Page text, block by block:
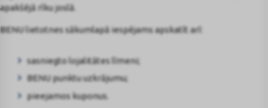
apakšējā rīku joslā.
BENU lietotnes sākumlapā iespējams apskatīt arī:
sasniegto lojalitātes līmeni;
BENU punktu uzkrājumu;
pieejamos kuponus.